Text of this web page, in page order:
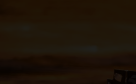
COMMENTATOREN